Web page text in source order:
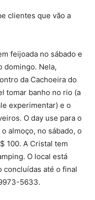
clientes que vão a
feijoada no sábado e
domingo. Nela,
da Cachoeira do
tomar banho no rio (a
experimentar) e o
O day use para o
almoço, no sábado, o
100. A Cristal tem
O local está
concluídas até o final
5633.